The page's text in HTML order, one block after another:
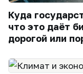
Куда
что это даёт
дорогой или